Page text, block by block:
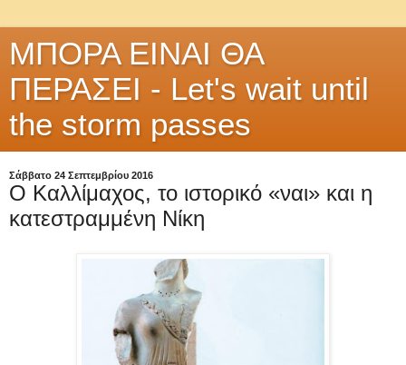
ΜΠΟΡΑ ΕΙΝΑΙ ΘΑ
ΠΕΡΑΣΕΙ - Let's wait until
the storm passes
Σάββατο 24 Σεπτεμβρίου 2016
Ο Καλλίμαχος, το ιστορικό «ναι» και η
κατεστραμμένη Νίκη